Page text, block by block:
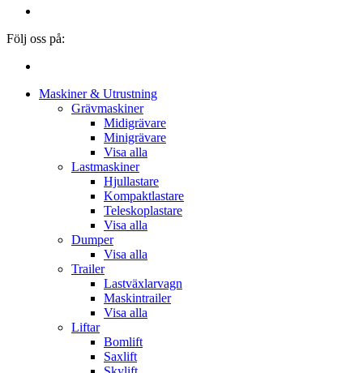
Följ oss på:
Close
Maskiner & Utrustning
Grävmaskiner
Midigrävare
Minigrävare
Visa alla
Lastmaskiner
Hjullastare
Kompaktlastare
Teleskoplastare
Visa alla
Dumper
Visa alla
Trailer
Lastväxlarvagn
Maskintrailer
Visa alla
Liftar
Bomlift
Saxlift